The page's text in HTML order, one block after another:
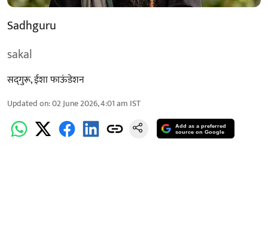
Sadhguru
sakal
सद्‍गुरू, ईशा फाऊंडेशन
Updated on:02 June 2026, 4:01 am IST
Add as a preferred
source on Google